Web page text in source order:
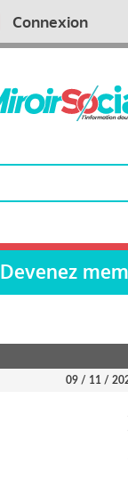
Connexion
Devenez
09 / 11 /